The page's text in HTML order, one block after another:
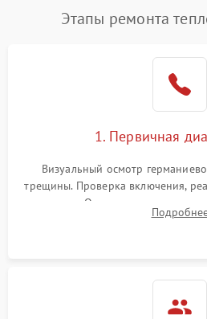
Этапы ремонта
1. Первичная
Визуальный осмотр
трещины. Проверка включения,
зарядки. Оценка вывода
проверка базовых функций и